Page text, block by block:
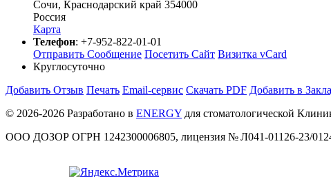
Сочи, Краснодарский край 354000
Россия
Карта
Телефон: +7-952-822-01-01
Отправить Сообщение Посетить Сайт Визитка vCard
Круглосуточно
Добавить Отзыв Печать Email-сервис Скачать PDF Добавить в
© 2026-2026 Разработано в ENERGY для стоматологической
ООО ДОЗОР ОГРН 1242300006805, лицензия № Л041-01126-23/